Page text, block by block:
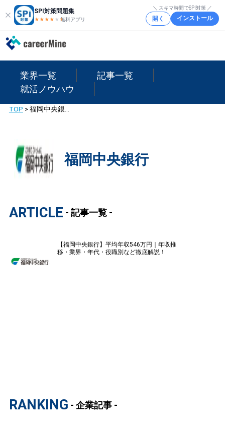
SPI対策問題集
★★★★ ★★
無料アプリ
＼ スキマ時間でSPI対策 ／
開く インストール
業界一覧
記事一覧
就活ノウハウ
TOP >
福岡中央銀行
ARTICLE - 記事一覧 -
【福岡中央銀行】平均年収546万円｜年収推
移・業界・年代・役職別など徹底解説！
RANKING - 企業記事 -